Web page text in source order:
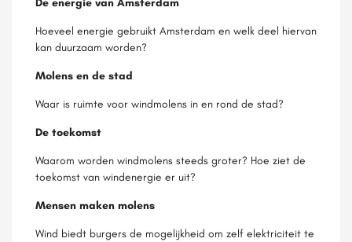
Hoeveel energie gebruikt Amsterdam en welk deel hiervan
kan duurzaam worden?
Molens en de stad
Waar is ruimte voor windmolens in en rond de stad?
De toekomst
Waarom worden windmolens steeds groter? Hoe ziet de
toekomst van windenergie er uit?
Mensen maken molens
Wind biedt burgers de mogelijkheid om zelf elektriciteit te